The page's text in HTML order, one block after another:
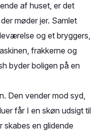
af huset, er det
møder jer. Samlet
og et bryggers,
frakkerne og
byder boligen på en
Den vender mod syd,
får I en skøn udsigt til
skabes en glidende